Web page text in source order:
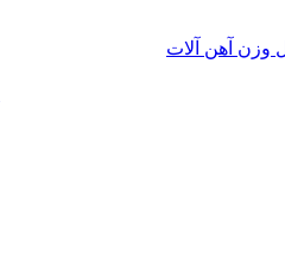
وزن آهن آلات